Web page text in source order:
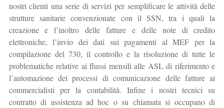
nostri clienti una serie di servizi per semplificare le attività delle
strutture sanitarie convenzionate con il SSN, tra i quali la
creazione e l’inoltro delle fatture e delle note di credito
elettroniche, l’invio dei dati sui pagamenti al MEF per la
compilazione del 730, il controllo e la risoluzione di tutte le
problematiche relative ai flussi mensili alle ASL di riferimento e
l’automazione dei processi di comunicazione delle fatture ai
commercialisti per la contabilità. Infine i nostri tecnici su
contratto di assistenza ad hoc o su chiamata si occupano di